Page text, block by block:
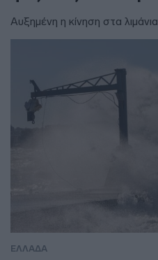
Αυξημένη η κίνηση στα λιμάνια
ΕΛΛΑΔΑ